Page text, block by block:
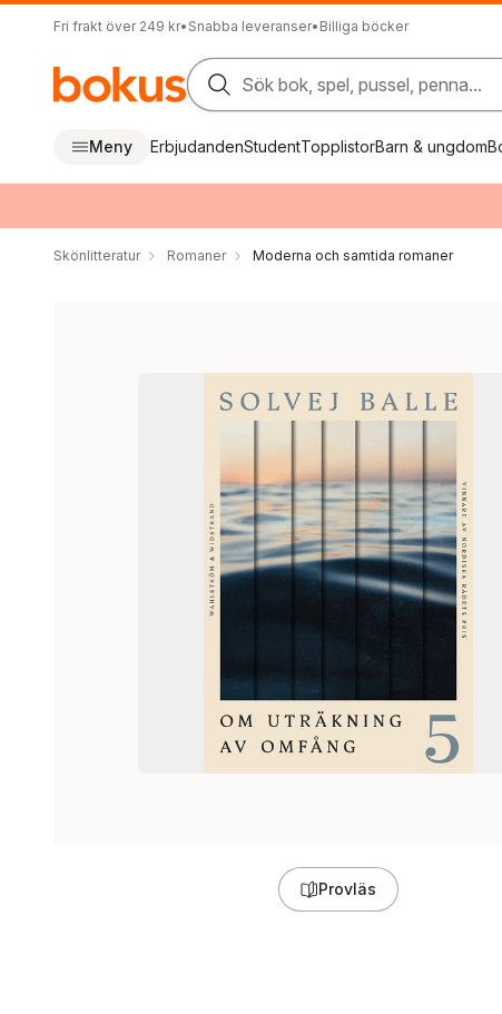
Fri frakt över 249 kr• Snabba leveranser• Billiga böcker
Sök bok, spel, pussel, penna...
Meny ErbjudandenStudentTopplistorBarn & ungdom
Skönlitteratur Romaner Moderna och samtida romaner
Provläs